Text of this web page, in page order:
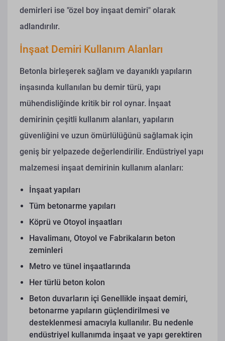
demirleri ise "özel boy inşaat demiri" olarak
adlandırılır.
İnşaat Demiri Kullanım Alanları
Betonla birleşerek sağlam ve dayanıklı yapıların
inşasında kullanılan bu demir türü, yapı
mühendisliğinde kritik bir rol oynar. İnşaat
demirinin çeşitli kullanım alanları, yapıların
güvenliğini ve uzun ömürlülüğünü sağlamak için
geniş bir yelpazede değerlendirilir. Endüstriyel yapı
malzemesi inşaat demirinin kullanım alanları:
İnşaat yapıları
Tüm betonarme yapıları
Köprü ve Otoyol inşaatları
Havalimanı, Otoyol ve Fabrikaların beton
zeminleri
Metro ve tünel inşaatlarında
Her türlü beton kolon
Beton duvarların içi Genellikle inşaat demiri,
betonarme yapıların güçlendirilmesi ve
desteklenmesi amacıyla kullanılır. Bu nedenle
endüstriyel kullanımda inşaat ve yapı gerektiren